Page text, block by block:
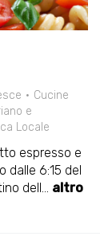
Cucine
e
Locale
espresso e
dalle 6:15 del
dell... altro